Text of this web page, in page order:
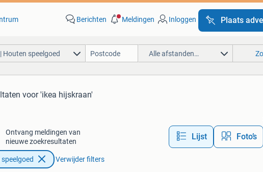
Berichten Meldingen Inloggen Plaats
Houten speelgoed Alle afstanden…
voor 'ikea hijskraan'
Ontvang meldingen van
nieuwe zoekresultaten
Lijst Foto’s
Verwijder filters